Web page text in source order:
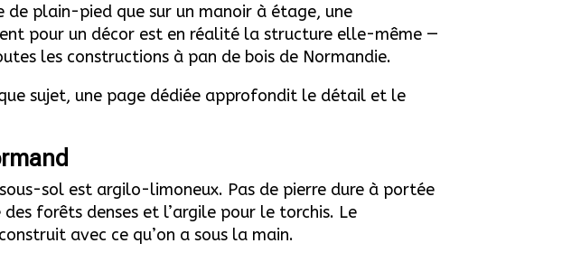
de plain-pied que sur un manoir à étage, une
pour un décor est en réalité la structure elle-même —
les constructions à pan de bois de Normandie.
sujet, une page dédiée approfondit le détail et le
sol est argilo-limoneux. Pas de pierre dure à portée
forêts denses et l’argile pour le torchis. Le
avec ce qu’on a sous la main.